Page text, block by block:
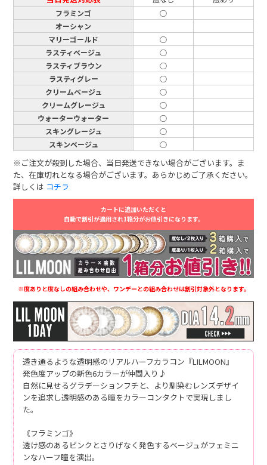
フラミンゴ
○
オーシャン
マリーゴールド
○
ラスティベージュ
○
ラスティブラウン
○
ラスティグレー
○
クリームベージュ
○
クリームグレージュ
○
ウォーターウォーター
○
スキングレージュ
○
スキンベージュ
○
※ご注文が殺到した場合、当日発送できない場合がございます。ま
た、在庫切れとなる場合がございます。あらかじめご了承ください。
詳しくは コチラ
カートに追加いただくと
自動で割引が適用され1箱分がお値引きになります。
※度ありと度なしの組み合わせや、ワンデーとの組み合わせは割引対象外となります。
透き通るような透明感のリアルハーフカラコン『LILMOON』
発色度アップの新色6カラーが仲間入り♪
自然に見せるグラデーションフチと、より馴染むレンズデザイ
ンを追求し透明感のある瞳をカラーコンタクトで実現しまし
た。
《フラミンゴ》
透け感のあるピンクとさりげなく発色するベージュがフェミニ
ンなハーフ瞳を演出。